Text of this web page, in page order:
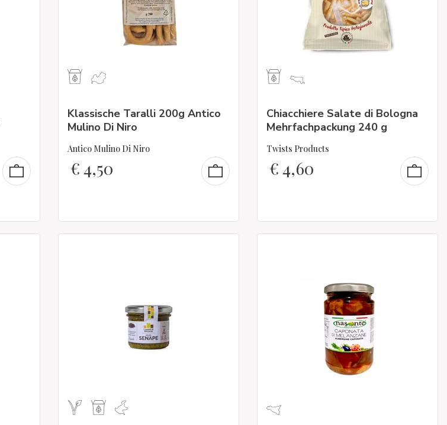
Klassische Taralli 200g Antico
Mulino Di Niro
Antico Mulino Di Niro
€4,50
Chiacchiere Salate di Bologna
Mehrfachpackung 240 g
Twists Products
€4,60